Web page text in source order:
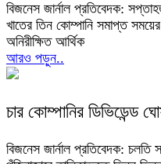
বিজনেস জার্নাল প্রতিবেদক:
খাতের তিন কোম্পানি সমাপ্ত
অনিরীক্ষিত আর্থিক
আরও পড়ুন..
চার কোম্পানির ডিভিডেন্ড
বিজনেস জার্নাল প্রতিবেদক: চলতি